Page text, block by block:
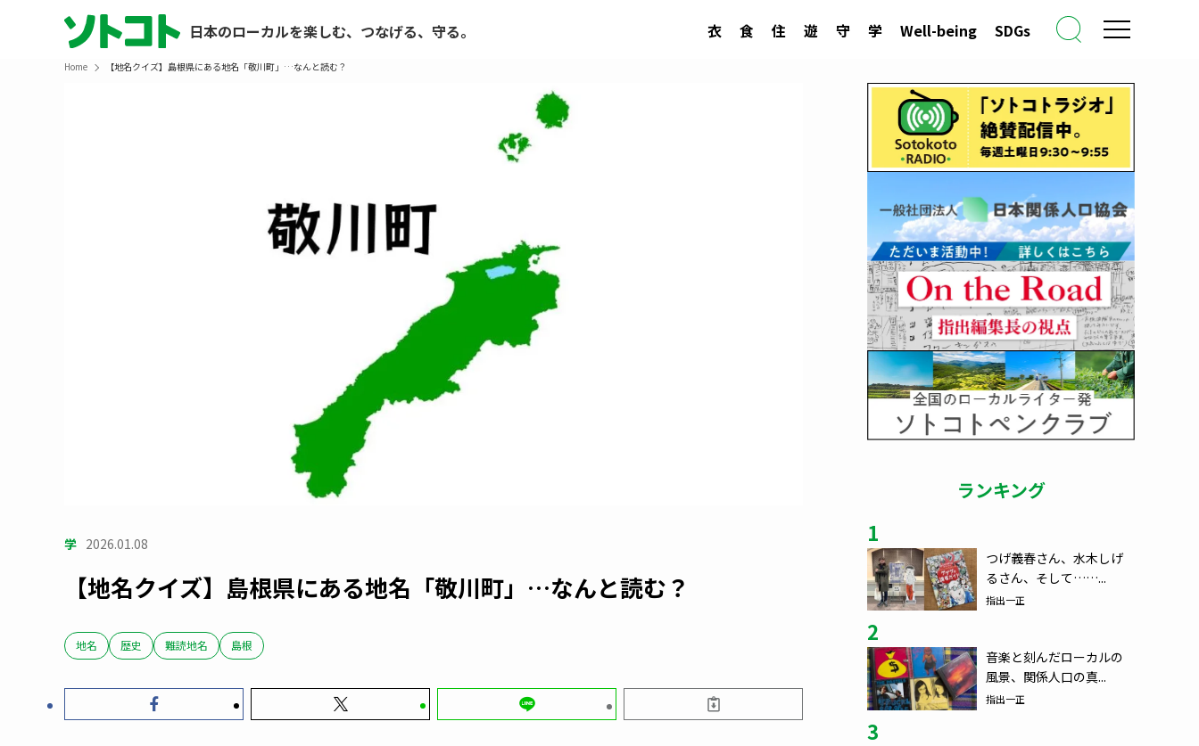
日本のローカルを楽しむ、つなげる、守る。 衣 食 住 遊 守 学 Well-being SDGs
Home 【地名クイズ】島根県にある地名「敬川町」…なんと読む？
学 2026.01.08
【地名クイズ】島根県にある地名「敬川町」…なんと読む？
地名 歴史 難読地名 島根
ランキング
1
つげ義春さん、水木しげ
るさん、そして……...
指出一正
2
音楽と刻んだローカルの
風景、関係人口の真...
指出一正
3